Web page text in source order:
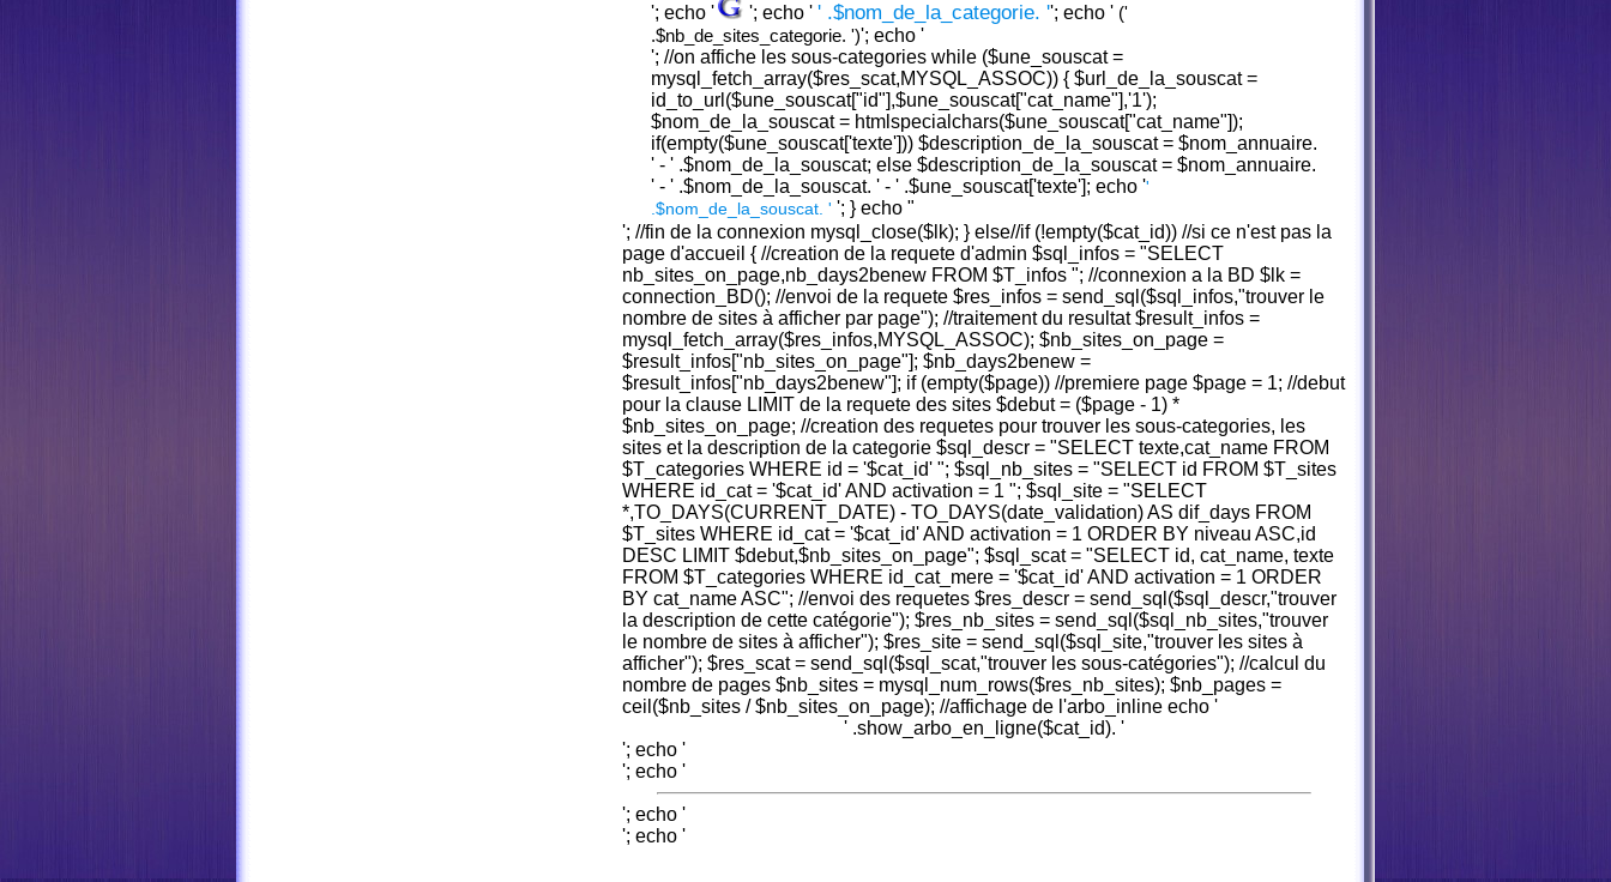
'; echo '
'; echo ' ' .$nom_de_la_categorie. ''; echo ' ('
.$nb_de_sites_categorie. ')'; echo '
'; //on affiche les sous-categories while ($une_souscat =
mysql_fetch_array($res_scat,MYSQL_ASSOC)) { $url_de_la_souscat =
id_to_url($une_souscat["id"],$une_souscat["cat_name"],'1');
$nom_de_la_souscat = htmlspecialchars($une_souscat["cat_name"]);
if(empty($une_souscat['texte'])) $description_de_la_souscat = $nom_annuaire.
' - ' .$nom_de_la_souscat; else $description_de_la_souscat = $nom_annuaire.
' - ' .$nom_de_la_souscat. ' - ' .$une_souscat['texte']; echo ''
.$nom_de_la_souscat. ' '; } echo "
'; //fin de la connexion mysql_close($lk); } else//if (!empty($cat_id)) //si ce n'est pas la
page d'accueil { //creation de la requete d'admin $sql_infos = "SELECT
nb_sites_on_page,nb_days2benew FROM $T_infos "; //connexion a la BD $lk =
connection_BD(); //envoi de la requete $res_infos = send_sql($sql_infos,"trouver le
nombre de sites à afficher par page"); //traitement du resultat $result_infos =
mysql_fetch_array($res_infos,MYSQL_ASSOC); $nb_sites_on_page =
$result_infos["nb_sites_on_page"]; $nb_days2benew =
$result_infos["nb_days2benew"]; if (empty($page)) //premiere page $page = 1; //debut
pour la clause LIMIT de la requete des sites $debut = ($page - 1) *
$nb_sites_on_page; //creation des requetes pour trouver les sous-categories, les
sites et la description de la categorie $sql_descr = "SELECT texte,cat_name FROM
$T_categories WHERE id = '$cat_id' "; $sql_nb_sites = "SELECT id FROM $T_sites
WHERE id_cat = '$cat_id' AND activation = 1 "; $sql_site = "SELECT
*,TO_DAYS(CURRENT_DATE) - TO_DAYS(date_validation) AS dif_days FROM
$T_sites WHERE id_cat = '$cat_id' AND activation = 1 ORDER BY niveau ASC,id
DESC LIMIT $debut,$nb_sites_on_page"; $sql_scat = "SELECT id, cat_name, texte
FROM $T_categories WHERE id_cat_mere = '$cat_id' AND activation = 1 ORDER
BY cat_name ASC"; //envoi des requetes $res_descr = send_sql($sql_descr,"trouver
la description de cette catégorie"); $res_nb_sites = send_sql($sql_nb_sites,"trouver
le nombre de sites à afficher"); $res_site = send_sql($sql_site,"trouver les sites à
afficher"); $res_scat = send_sql($sql_scat,"trouver les sous-catégories"); //calcul du
nombre de pages $nb_sites = mysql_num_rows($res_nb_sites); $nb_pages =
ceil($nb_sites / $nb_sites_on_page); //affichage de l'arbo_inline echo '
' .show_arbo_en_ligne($cat_id). '
'; echo '
'; echo '
'; echo '
'; echo '